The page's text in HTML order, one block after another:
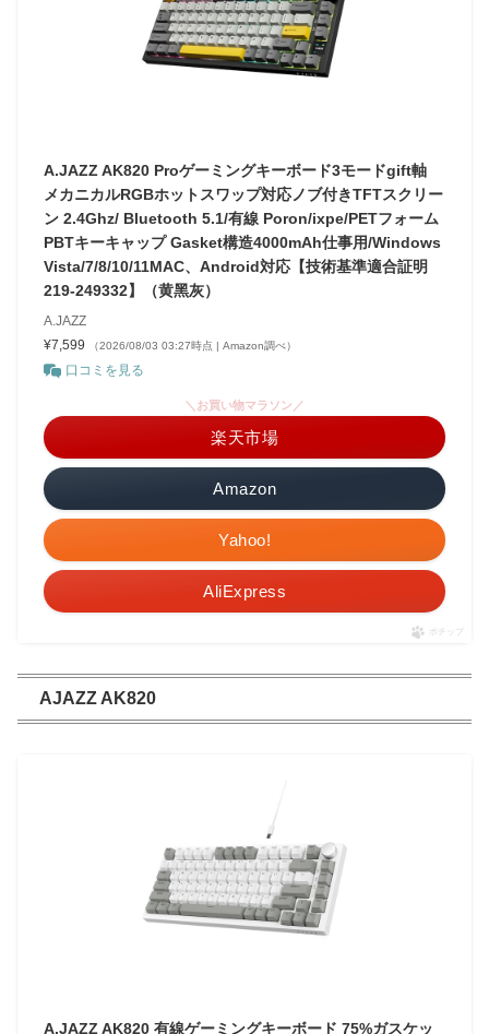
A.JAZZ AK820 Proゲーミングキーボード3モードgift軸
メカニカルRGBホットスワップ対応ノブ付きTFTスクリー
ン 2.4Ghz/ Bluetooth 5.1/有線 Poron/ixpe/PETフォーム
PBTキーキャップ Gasket構造4000mAh仕事用/Windows
Vista/7/8/10/11MAC、Android対応【技術基準適合証明
219-249332】（黄黑灰）
A.JAZZ
¥7,599
（2026/08/03 03:27時点 | Amazon調べ）
口コミを見る
Amazon
＼お買い物マラソン／
楽天市場
Yahoo!
AliExpress
ポチップ
AJAZZ AK820
A.JAZZ AK820 有線ゲーミングキーボード 75%ガスケッ